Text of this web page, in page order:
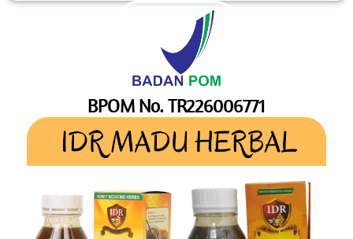
BPOM No. TR226006771